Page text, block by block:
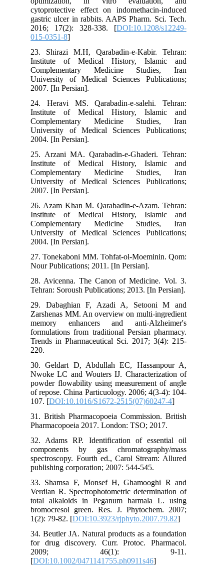
cytoprotective effect on indomethacin-induced
gastric ulcer in rabbits. AAPS Pharm. Sci. Tech.
2016; 17(2): 328-338. [DOI:10.1208/s12249-
015-0351-8
23. Shirazi M.H, Qarabadin-e-Kabir. Tehran:
Institute of Medical History, Islamic and
Complementary Medicine Studies, Iran
University of Medical Sciences Publications;
2007. [In Persian].
24. Heravi MS. Qarabadin-e-salehi. Tehran:
Institute of Medical History, Islamic and
Complementary Medicine Studies, Iran
University of Medical Sciences Publications;
2004. [In Persian].
25. Arzani MA. Qarabadin-e-Ghaderi. Tehran:
Institute of Medical History, Islamic and
Complementary Medicine Studies, Iran
University of Medical Sciences Publications;
2007. [In Persian].
26. Azam Khan M. Qarabadin-e-Azam. Tehran:
Institute of Medical History, Islamic and
Complementary Medicine Studies, Iran
University of Medical Sciences Publications;
2004. [In Persian].
27. Tonekaboni MM. Tohfat-ol-Moeminin. Qom:
Nour Publications; 2011. [In Persian].
28. Avicenna. The Canon of Medicine. Vol. 3.
Tehran: Soroush Publications; 2013. [In Persian].
29. Dabaghian F, Azadi A, Setooni M and
Zarshenas MM. An overview on multi-ingredient
memory enhancers and anti-Alzheimer's
formulations from traditional Persian pharmacy.
Trends in Pharmaceutical Sci. 2017; 3(4): 215-
220.
30. Geldart D, Abdullah EC, Hassanpour A,
Nwoke LC and Wouters IJ. Characterization of
powder flowability using measurement of angle
of repose. China Particuology. 2006; 4(3-4): 104-
107. [DOI:10.1016/S1672-2515(07)60247-4
31. British Pharmacopoeia Commission. British
Pharmacopoeia 2017. London: TSO; 2017.
32. Adams RP. Identification of essential oil
components by gas chromatography/mass
spectroscopy. Fourth ed., Carol Stream: Allured
publishing corporation; 2007: 544-545.
33. Shamsa F, Monsef H, Ghamooghi R and
Verdian R. Spectrophotometric determination of
total alkaloids in Peganum harmala L. using
bromocresol green. Res. J. Phytochem. 2007;
1(2): 79-82. [DOI:10.3923/rjphyto.2007.79.82
34. Beutler JA. Natural products as a foundation
for drug discovery. Curr. Protoc. Pharmacol.
2009; 46(1): 9-11.
[DOI:10.1002/0471141755.ph0911s46